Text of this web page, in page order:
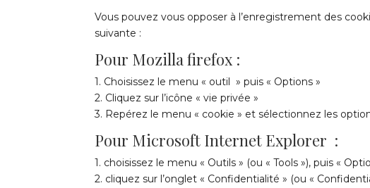
Vous pouvez vous opposer à l’enregistrement des
suivante :
Pour Mozilla firefox :
1. Choisissez le menu « outil » puis « Options »
2. Cliquez sur l’icône « vie privée »
3. Repérez le menu « cookie » et sélectionnez les
Pour Microsoft Internet Explorer :
1. choisissez le menu « Outils » (ou « Tools »), puis «
2. cliquez sur l’onglet « Confidentialité » (ou «